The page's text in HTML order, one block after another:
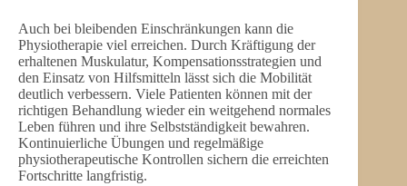
Auch bei bleibenden Einschränkungen kann die
Physiotherapie viel erreichen. Durch Kräftigung der
erhaltenen Muskulatur, Kompensationsstrategien und
den Einsatz von Hilfsmitteln lässt sich die Mobilität
deutlich verbessern. Viele Patienten können mit der
richtigen Behandlung wieder ein weitgehend normales
Leben führen und ihre Selbstständigkeit bewahren.
Kontinuierliche Übungen und regelmäßige
physiotherapeutische Kontrollen sichern die erreichten
Fortschritte langfristig.